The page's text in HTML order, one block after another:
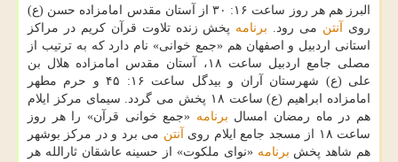
البرز هم هر روز ساعت ۱۶: ۳۰ از آستان مقدس امامزاده حسن (ع)
روی
آنتن می رود. برنامه پخش زنده تلاوت قرآن كریم در مراكز
استانی اردبیل و اصفهان هم «جمع خوانی» نام دارد كه به ترتیب از
مصلی جامع اردبیل ساعت ۱۸، آستان مقدس امامزاده هلال بن
علی (ع) شهرستان آران و بیدگل ساعت ۱۶: ۴۵ و حرم مطهر
امامزاده ابراهیم (ع) ساعت ۱۸ پخش می گردد. سیمای مركز ایلام
هم در ماه رمضان امسال برنامه «جمع خوانی قرآن» را هر روز
ساعت ۱۸ از مسجد جامع ایلام روی
آنتن می برد و در مركز بوشهر
هم شاهد پخش برنامه «نوای ملكوت» از حسینه عاشقان ثارالله هر